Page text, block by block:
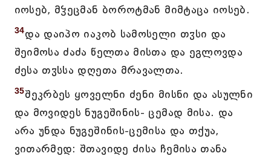
იოსებ, მჴეცმან ბოროტმან მიმტაცა იოსებ.
34და დაიპო იაკობ სამოსელი თჳსი და
შეიმოსა ძაძა წელთა მისთა და ეგლოვდა
ძესა თჳსსა დღეთა მრავალთა.
35შეკრბეს ყოველნი ძენი მისნი და ასულნი
და მოვიდეს ნუგეშინის- ცემად მისა. და
არა უნდა ნუგეშინის-ცემისა და თქუა,
ვითარმედ: შთავიდე ძისა ჩემისა თანა